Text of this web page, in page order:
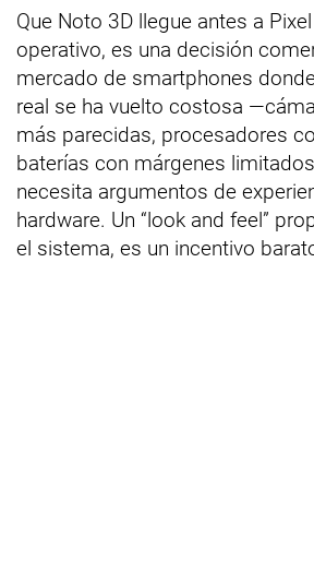
Que Noto 3D llegue antes a
operativo, es una decisión
mercado de smartphones
real se ha vuelto costosa
más parecidas, procesadores
baterías con márgenes
necesita argumentos de
hardware. Un “look and feel”
el sistema, es un incentivo